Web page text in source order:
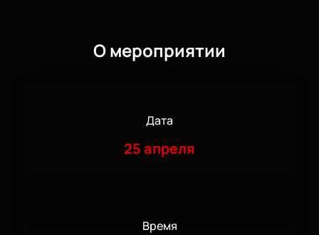
О мероприятии
Дата
25 апреля
Время